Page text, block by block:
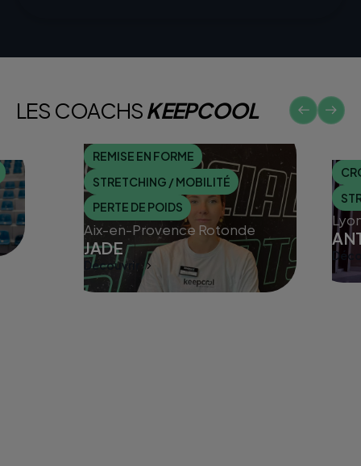
LES COACHSKEEPCOOL
REMISE EN FORME
STRETCHING / MOBILITÉ
PERTE DE POIDS
Aix-en-Provence Rotonde
JADE
Découvrir
Discuter avec un coach